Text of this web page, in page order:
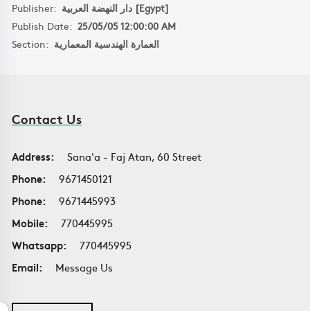
Publisher:
دار النهضة العربية [Egypt]
Publish Date: 25/05/05 12:00:00 AM
Section: العمارة الهندسية المعمارية
Contact Us
Address:
Sana'a - Faj Atan, 60 Street
Phone:
9671450121
Phone:
9671445993
Mobile:
770445995
Whatsapp:
770445995
Email:
Message Us